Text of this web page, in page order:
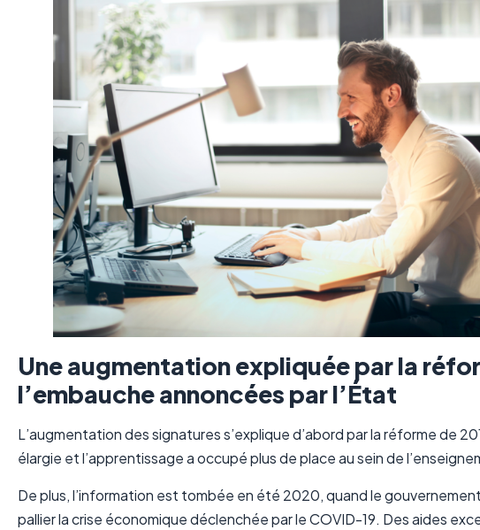
Une augmentation expliquée par la
l’embauche annoncées par l’État
L’augmentation des signatures s’explique d’abord par la réforme de
élargie et l’apprentissage a occupé plus de place au sein de
De plus, l’information est tombée en été 2020, quand le
pallier la crise économique déclenchée par le COVID-19. Des aides